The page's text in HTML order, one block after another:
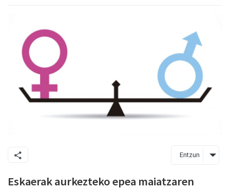
Entzun
Eskaerak aurkezteko epea maiatzaren